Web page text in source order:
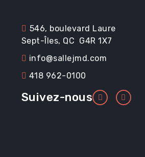
546, boulevard Laure
Sept-Îles, QC G4R 1X7
info@sallejmd.com
418 962-0100
Suivez-nous
Promotions
Location